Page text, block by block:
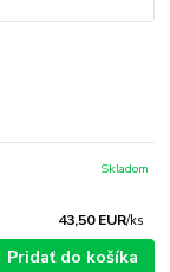
43,50 EUR/ks
Skladom
Pridať do košíka